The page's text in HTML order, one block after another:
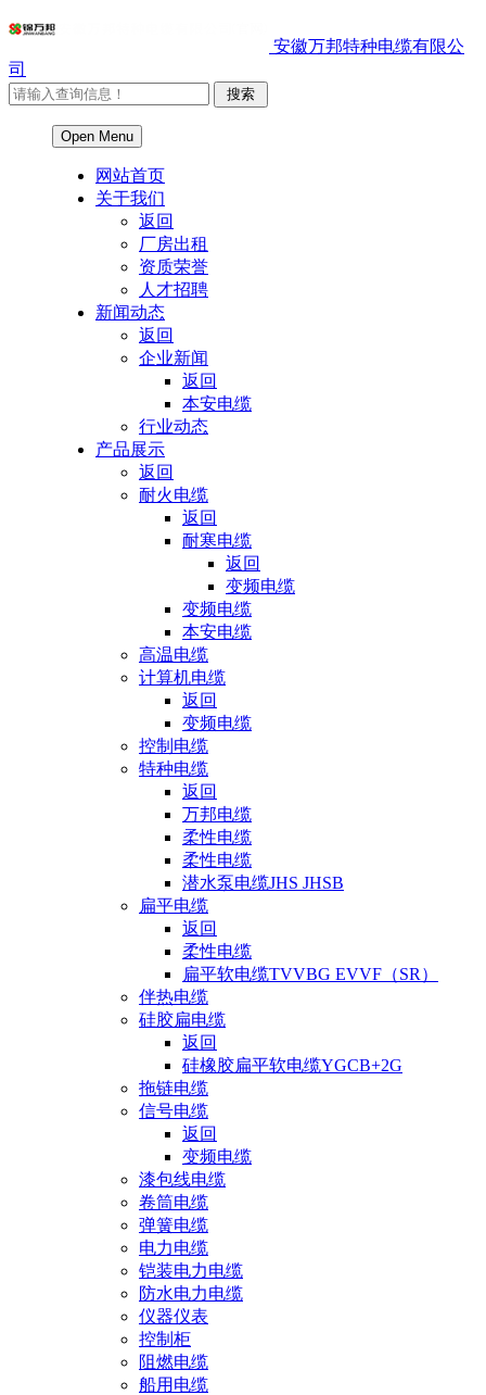
安徽万邦特种电缆有限公
司
Open Menu
网站首页
关于我们
返回
厂房出租
资质荣誉
人才招聘
新闻动态
返回
企业新闻
返回
本安电缆
行业动态
产品展示
返回
耐火电缆
返回
耐寒电缆
返回
变频电缆
变频电缆
本安电缆
高温电缆
计算机电缆
返回
变频电缆
控制电缆
特种电缆
返回
万邦电缆
柔性电缆
柔性电缆
潜水泵电缆JHS JHSB
扁平电缆
返回
柔性电缆
扁平软电缆TVVBG EVVF（SR）
伴热电缆
硅胶扁电缆
返回
硅橡胶扁平软电缆YGCB+2G
拖链电缆
信号电缆
返回
变频电缆
漆包线电缆
卷筒电缆
弹簧电缆
电力电缆
铠装电力电缆
防水电力电缆
仪器仪表
控制柜
阻燃电缆
船用电缆